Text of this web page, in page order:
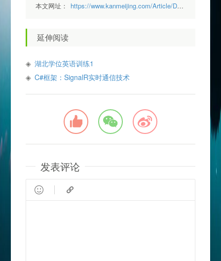
本文网址：
https://www.kanmeijing.com/Article/Detail/8
延伸阅读
湖北学位英语训练1
C#框架：SignalR实时通信技术
发表评论
 